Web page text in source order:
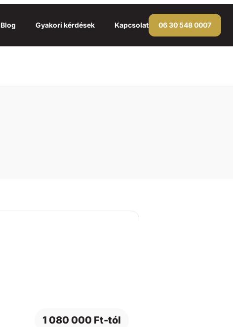
Blog Gyakori kérdések Kapcsolat 06 30 548 0007
1 080 000 Ft-tól